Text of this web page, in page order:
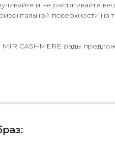
и не растягивайте
поверхности на
CASHMERE рады